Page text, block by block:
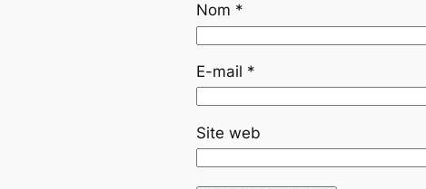
Nom *
E-mail *
Site web